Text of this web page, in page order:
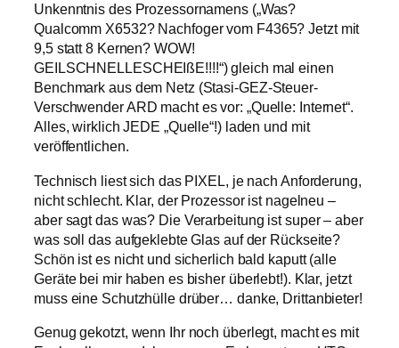
Unkenntnis des Prozessornamens („Was?
Qualcomm X6532? Nachfoger vom F4365? Jetzt mit
9,5 statt 8 Kernen? WOW!
GEILSCHNELLESCHEIßE!!!!“) gleich mal einen
Benchmark aus dem Netz (Stasi-GEZ-Steuer-
Verschwender ARD macht es vor: „Quelle: Internet“.
Alles, wirklich JEDE „Quelle“!) laden und mit
veröffentlichen.
Technisch liest sich das PIXEL, je nach Anforderung,
nicht schlecht. Klar, der Prozessor ist nagelneu –
aber sagt das was? Die Verarbeitung ist super – aber
was soll das aufgeklebte Glas auf der Rückseite?
Schön ist es nicht und sicherlich bald kaputt (alle
Geräte bei mir haben es bisher überlebt!). Klar, jetzt
muss eine Schutzhülle drüber… danke, Drittanbieter!
Genug gekotzt, wenn Ihr noch überlegt, macht es mit